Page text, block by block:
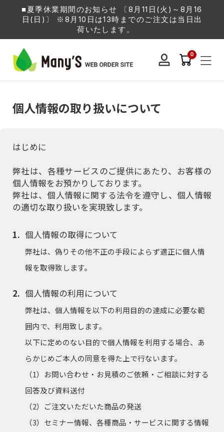
■夏季休業期間のお知らせ 〔8月11日(火)～8月16
日(日)〕 ※8月10日は13時までのご注文は当日出
荷いたします。
0
個人情報の取り扱いについて
はじめに
弊社は、各種サービスのご提供にあたり、お客様の
個人情報をお預かりしております。
弊社は、個人情報に関する法令を遵守し、個人情報
の適切な取り扱いを実現致します。
個人情報の取得について
弊社は、偽りその他不正の手段によらず適正に個人情
報を取得致します。
個人情報の利用について
弊社は、個人情報を以下の利用目的の達成に必要な範
囲内で、利用致します。
以下に定めのない目的で個人情報を利用する場合、あ
らかじめご本人の同意を得た上で行ないます。
（1）お問い合わせ・お見積のご依頼・ご相談に対する
回答及び資料送付
（2）ご注文いただいた商品の発送
（3）セミナー情報、各種商品・サービスに関する情報